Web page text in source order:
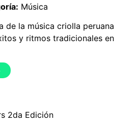
Música
de la música criolla peruana
y ritmos tradicionales en